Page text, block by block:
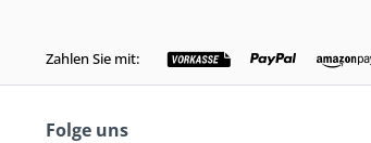
Zahlen Sie mit:
Folge uns